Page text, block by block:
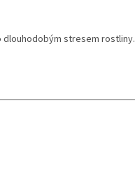
dlouhodobým stresem rostliny.